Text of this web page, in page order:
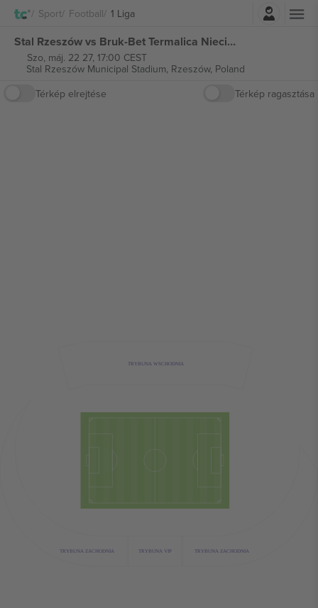
Sport Football 1 Liga
Stal Rzeszów vs Bruk-Bet Termalica Nieciecza 1 Liga jegyek
Szo, máj. 22 27, 17:00 CEST
Stal Rzeszów Municipal Stadium, Rzeszów, Poland
Térkép elrejtése
Térkép ragasztása
TRYBUNA WSCHODNIA
TRYBUNA ZACHODNIA TRYBUNA ZACHODNIA
TRYBUNA VIP